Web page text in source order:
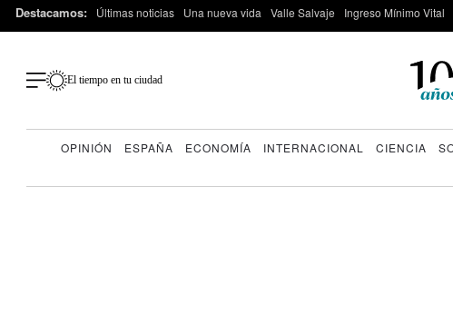
Destacamos: Últimas noticias Una nueva vida Valle Salvaje Ingreso Mínimo Vital
El tiempo en tu ciudad
OPINIÓN ESPAÑA ECONOMÍA INTERNACIONAL CIENCIA